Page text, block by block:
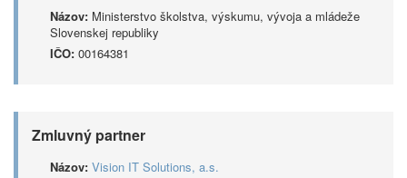
Názov: Ministerstvo školstva, výskumu, vývoja a mládeže
Slovenskej republiky
IČO: 00164381
Zmluvný partner
Názov: Vision IT Solutions, a.s.